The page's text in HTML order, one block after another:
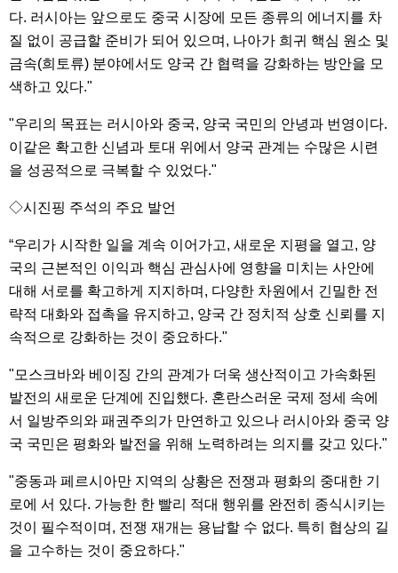
다. 러시아는 앞으로도 중국 시장에 모든 종류의 에너지를 차
질 없이 공급할 준비가 되어 있으며, 나아가 희귀 핵심 원소 및
금속(희토류) 분야에서도 양국 간 협력을 강화하는 방안을 모
색하고 있다."
"우리의 목표는 러시아와 중국, 양국 국민의 안녕과 번영이다.
이같은 확고한 신념과 토대 위에서 양국 관계는 수많은 시련
을 성공적으로 극복할 수 있었다."
◇시진핑 주석의 주요 발언
“우리가 시작한 일을 계속 이어가고, 새로운 지평을 열고, 양
국의 근본적인 이익과 핵심 관심사에 영향을 미치는 사안에
대해 서로를 확고하게 지지하며, 다양한 차원에서 긴밀한 전
략적 대화와 접촉을 유지하고, 양국 간 정치적 상호 신뢰를 지
속적으로 강화하는 것이 중요하다."
"모스크바와 베이징 간의 관계가 더욱 생산적이고 가속화된
발전의 새로운 단계에 진입했다. 혼란스러운 국제 정세 속에
서 일방주의와 패권주의가 만연하고 있으나 러시아와 중국 양
국 국민은 평화와 발전을 위해 노력하려는 의지를 갖고 있다."
"중동과 페르시아만 지역의 상황은 전쟁과 평화의 중대한 기
로에 서 있다. 가능한 한 빨리 적대 행위를 완전히 종식시키는
것이 필수적이며, 전쟁 재개는 용납할 수 없다. 특히 협상의 길
을 고수하는 것이 중요하다."